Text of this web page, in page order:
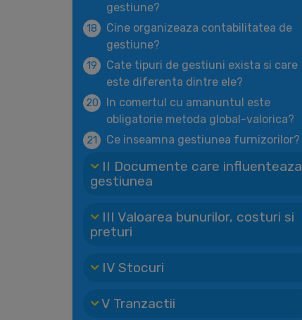
gestiune?
18
Cine organizeaza contabilitatea de
gestiune?
19
Cate tipuri de gestiuni exista si care
este diferenta dintre ele?
20
In comertul cu amanuntul este
obligatorie metoda global-valorica?
21 Ce inseamna gestiunea furnizorilor?
II Documente care influenteaza
gestiunea
III Valoarea bunurilor, costuri si
preturi
IV Stocuri
V Tranzactii